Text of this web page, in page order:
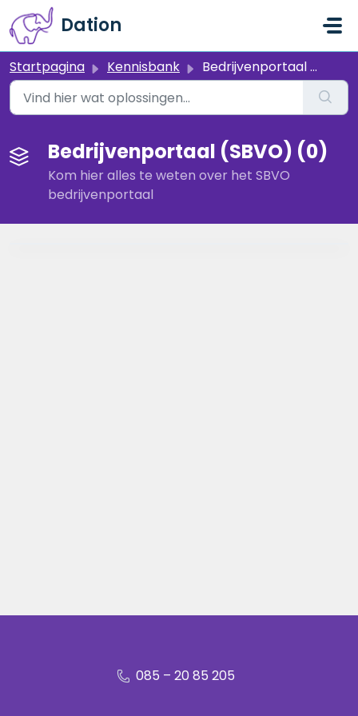
Doorgaan naar hoofdinhoud
Dation
Startpagina Kennisbank Bedrijvenportaal (SBVO)
Bedrijvenportaal (SBVO) (0)
Kom hier alles te weten over het SBVO
bedrijvenportaal
085 – 20 85 205